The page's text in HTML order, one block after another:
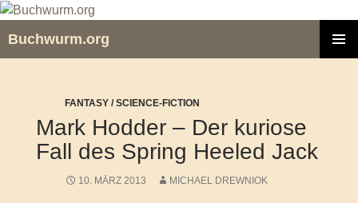
Zum
springen
Buchwurm.org
FANTASY / SCIENCE-FICTION
Mark Hodder – Der kuriose
Fall des Spring Heeled Jack
10. MÄRZ 2013 MICHAEL DREWNIOK